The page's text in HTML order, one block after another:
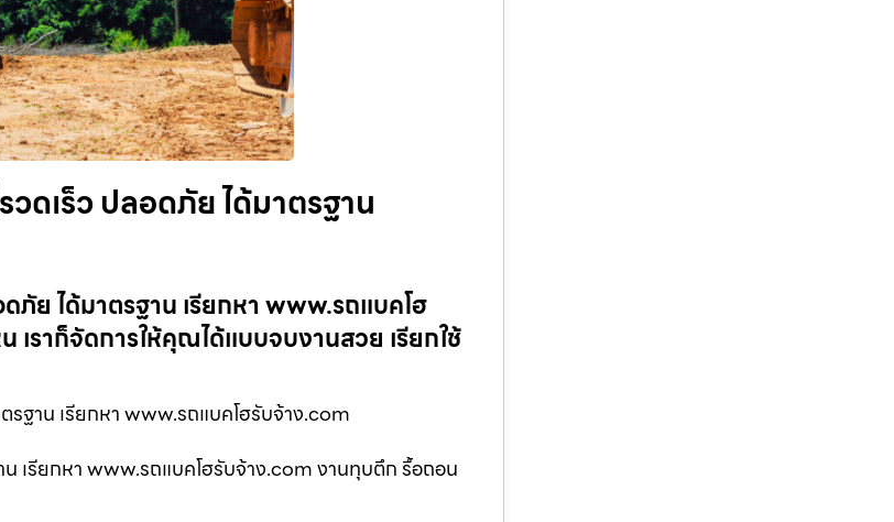
ดเร็ว ปลอดภัย ได้มาตรฐาน
ย ได้มาตรฐาน เรียกหา www.รถแบคโฮ
ราก็จัดการให้คุณได้แบบจบงานสวย เรียกใช้
ฐาน เรียกหา www.รถแบคโฮรับจ้าง.com
เรียกหา www.รถแบคโฮรับจ้าง.com งานทุบตึก รื้อถอน